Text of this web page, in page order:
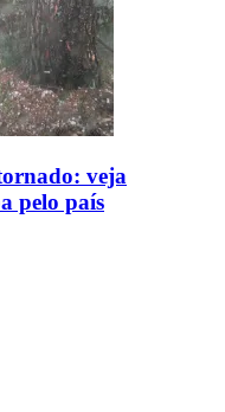
veja
pelo país